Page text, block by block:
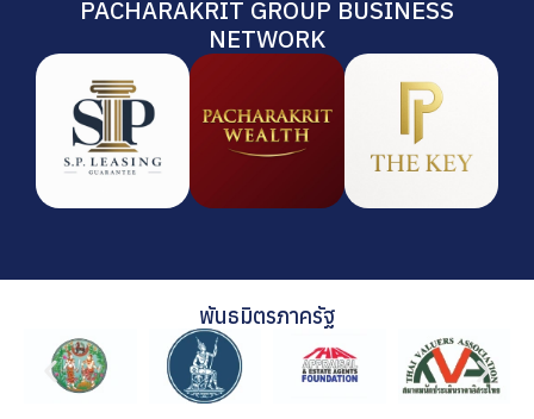
PACHARAKRIT GROUP BUSINESS
NETWORK
พันธมิตรภาครัฐ